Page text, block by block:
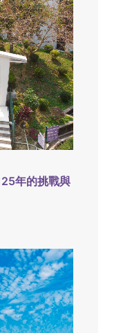
年的挑戰與